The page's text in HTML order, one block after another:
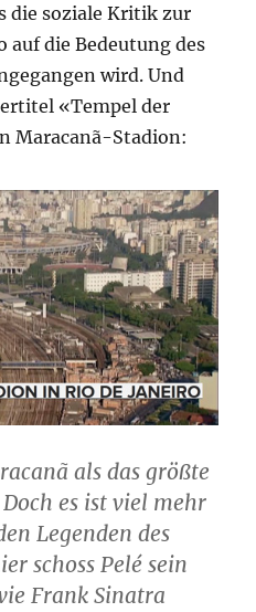
die soziale Kritik zur
auf die Bedeutung des
wird. Und
«Tempel der
Maracanã-Stadion:
als das größte
es ist viel mehr
Legenden des
schoss Pelé sein
Frank Sinatra